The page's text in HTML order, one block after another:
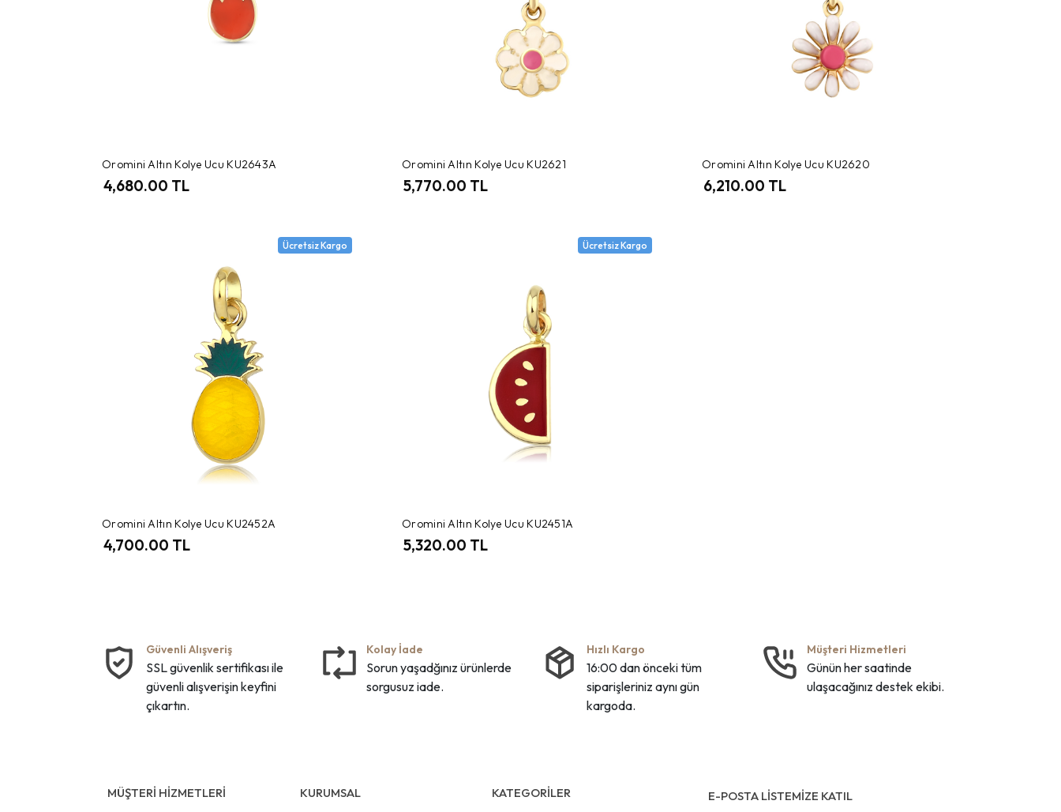
Oromini Altın Kolye Ucu KU2643A
4,680.00 TL
Oromini Altın Kolye Ucu KU2621
5,770.00 TL
Oromini Altın Kolye Ucu KU2620
6,210.00 TL
Ücretsiz Kargo
Oromini Altın Kolye Ucu KU2452A
4,700.00 TL
Ücretsiz Kargo
Oromini Altın Kolye Ucu KU2451A
5,320.00 TL
Güvenli Alışveriş
SSL güvenlik sertifikası ile
güvenli alışverişin keyfini
çıkartın.
Kolay İade
Sorun yaşadğınız ürünlerde
sorgusuz iade.
Hızlı Kargo
16:00 dan önceki tüm
siparişleriniz aynı gün
kargoda.
Müşteri Hizmetleri
Günün her saatinde
ulaşacağınız destek ekibi.
MÜŞTERİ HİZMETLERİ
KURUMSAL
KATEGORİLER
E-POSTA LİSTEMİZE KATIL